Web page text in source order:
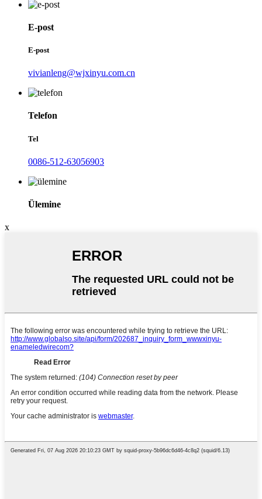
E-post
E-post
vivianleng@wjxinyu.com.cn
Telefon
Tel
0086-512-63056903
Ülemine
x